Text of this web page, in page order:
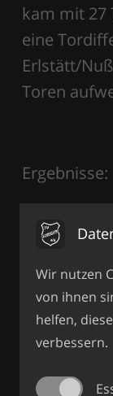
kam mit 27
eine
Erlstätt/
Toren
Ergebnisse:
SGLL –
DJK
JFG
Wir nutzen
von ihnen
helfen,
verbessern.